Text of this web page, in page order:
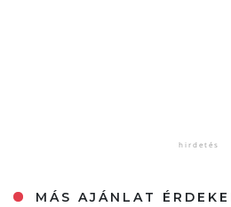
MÁS AJÁNLAT